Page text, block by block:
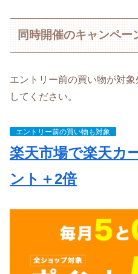
同時開催のキャンペー
エントリー前の買い物が対
してください。
エントリー前の買い物も対象
楽天市場で楽天カ
ント＋2倍